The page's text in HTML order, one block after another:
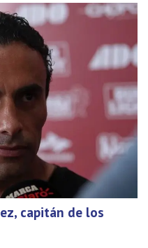
capitán de los